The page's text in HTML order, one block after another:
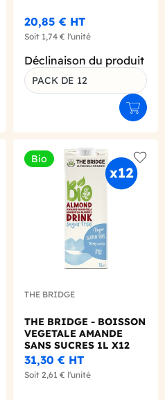
au panier
20,85 € HT
Soit 1,74 € l'unité
Déclinaison du produit
PACK DE 12
to wishlist
Bio
Add
THE BRIDGE
THE BRIDGE - BOISSON
VEGETALE AMANDE
SANS SUCRES 1L X12
BIO
31,30 € HT
Soit 2,61 € l'unité